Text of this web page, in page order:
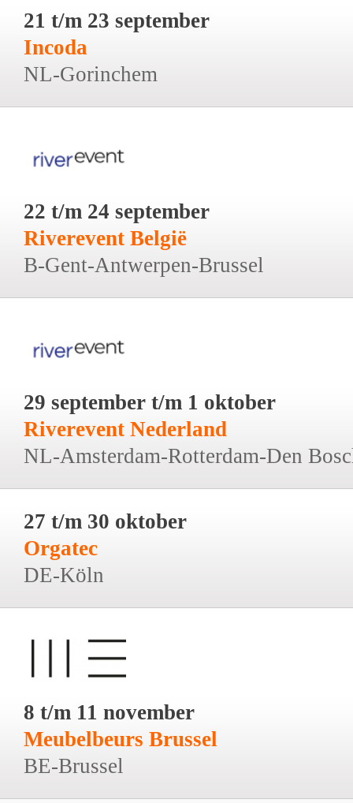
21 t/m 23 september
Incoda
NL-Gorinchem
22 t/m 24 september
Riverevent België
B-Gent-Antwerpen-Brussel
29 september t/m 1 oktober
Riverevent Nederland
NL-Amsterdam-Rotterdam-Den
27 t/m 30 oktober
Orgatec
DE-Köln
8 t/m 11 november
Meubelbeurs Brussel
BE-Brussel